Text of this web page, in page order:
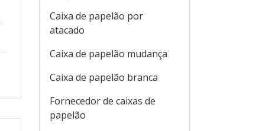
Caixa de papelão por
atacado
Caixa de papelão mudança
Caixa de papelão branca
Fornecedor de caixas de
papelão